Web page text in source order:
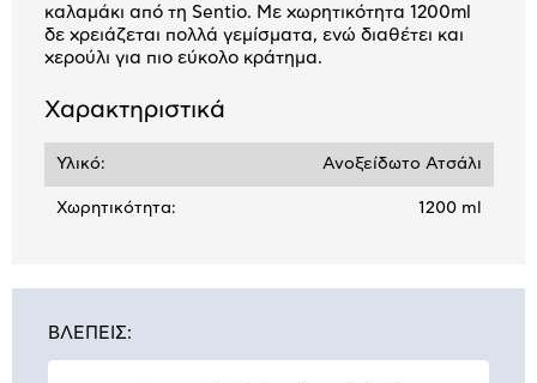
καλαμάκι από τη Sentio. Με χωρητικότητα 1200ml
δε χρειάζεται πολλά γεμίσματα, ενώ διαθέτει και
χερούλι για πιο εύκολο κράτημα.
Χαρακτηριστικά
Υλικό: Ανοξείδωτο Ατσάλι
Χωρητικότητα: 1200 ml
ΒΛΕΠΕΙΣ: